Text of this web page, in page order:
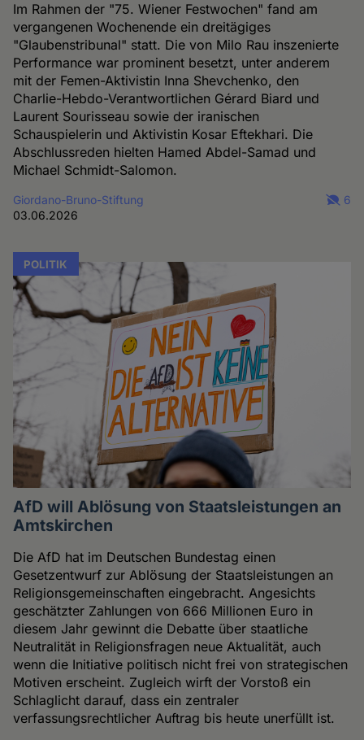
Im Rahmen der "75. Wiener Festwochen" fand am
vergangenen Wochenende ein dreitägiges
"Glaubenstribunal" statt. Die von Milo Rau inszenierte
Performance war prominent besetzt, unter anderem
mit der Femen-Aktivistin Inna Shevchenko, den
Charlie-Hebdo-Verantwortlichen Gérard Biard und
Laurent Sourisseau sowie der iranischen
Schauspielerin und Aktivistin Kosar Eftekhari. Die
Abschlussreden hielten Hamed Abdel-Samad und
Michael Schmidt-Salomon.
Giordano-Bruno-Stiftung
03.06.2026
6
POLITIK
AfD will Ablösung von Staatsleistungen an
Amtskirchen
Die AfD hat im Deutschen Bundestag einen
Gesetzentwurf zur Ablösung der Staatsleistungen an
Religionsgemeinschaften eingebracht. Angesichts
geschätzter Zahlungen von 666 Millionen Euro in
diesem Jahr gewinnt die Debatte über staatliche
Neutralität in Religionsfragen neue Aktualität, auch
wenn die Initiative politisch nicht frei von strategischen
Motiven erscheint. Zugleich wirft der Vorstoß ein
Schlaglicht darauf, dass ein zentraler
verfassungsrechtlicher Auftrag bis heute unerfüllt ist.